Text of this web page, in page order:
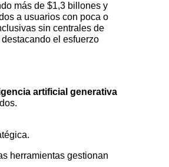
más de $1,3 billones y
a usuarios con poca o
sin centrales de
el esfuerzo
artificial generativa
herramientas gestionan